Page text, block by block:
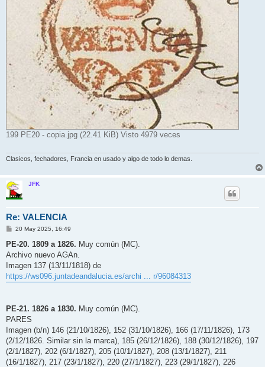
199 PE20 - copia.jpg (22.41 KiB) Visto 4979 veces
Clasicos, fechadores, Francia en usado y algo de todo lo demas.
JFK
Re: VALENCIA
M
n
a
j
20 May 2025, 16:49
PE-20. 1809 a 1826. Muy común (MC).
Archivo nuevo AGAn.
Imagen 137 (13/11/1818) de
https://ws096.juntadeandalucia.es/archi ... r/96084313
PE-21. 1826 a 1830. Muy común (MC).
PARES
Imagen (b/n) 146 (21/10/1826), 152 (31/10/1826), 166 (17/11/1826), 173
(2/12/1826. Similar sin la marca), 185 (26/12/1826), 188 (30/12/1826), 197
(2/1/1827), 202 (6/1/1827), 205 (10/1/1827), 208 (13/1/1827), 211
(16/1/1827), 217 (23/1/1827), 220 (27/1/1827), 223 (29/1/1827), 226